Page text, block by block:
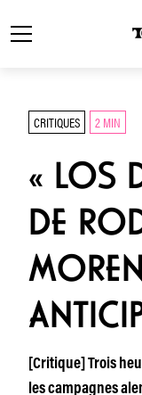
CRITIQUES 2 MIN
« LOS
DE
[Critique] Trois
les campagnes